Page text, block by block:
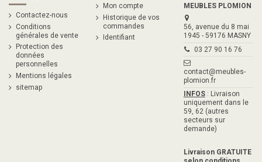
Contactez-nous
Conditions
générales de vente
Protection des
données
personnelles
Mentions légales
sitemap
Mon compte
Historique de vos
commandes
Identifiant
MEUBLES PLOMION
56, avenue du 8 mai
1945 - 59176 MASNY
03 27 90 16 76
contact@meubles-
plomion.fr
INFOS: Livraison
uniquement dans le
59, 62 (autres
secteurs sur
demande)
Livraison GRATUITE